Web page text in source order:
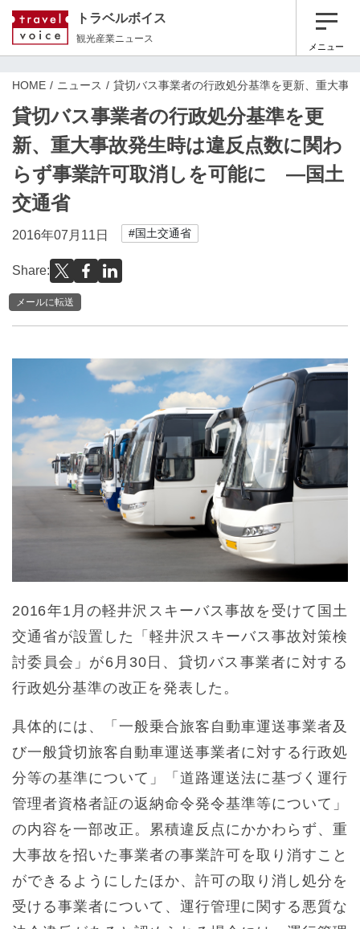
トラベルボイス
観光産業ニュース
メニュー
HOME ニュース 貸切バス事業者の行政処分基準を更新、重大
貸切バス事業者の行政処分基準を更
新、重大事故発生時は違反点数に関わ
らず事業許可取消しを可能に ―国土
交通省
2016年07月11日 #国土交通省
Share:
メールに転送
2016年1月の軽井沢スキーバス事故を受けて国土
交通省が設置した「軽井沢スキーバス事故対策検
討委員会」が6月30日、貸切バス事業者に対する
行政処分基準の改正を発表した。
具体的には、「一般乗合旅客自動車運送事業者及
び一般貸切旅客自動車運送事業者に対する行政処
分等の基準について」「道路運送法に基づく運行
管理者資格者証の返納命令発令基準等について」
の内容を一部改正。累積違反点にかかわらず、重
大事故を招いた事業者の事業許可を取り消すこと
ができるようにしたほか、許可の取り消し処分を
受ける事業者について、運行管理に関する悪質な